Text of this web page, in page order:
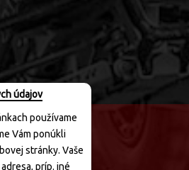
údajov
používame
Vám ponúkli
stránky. Vaše
príp. iné